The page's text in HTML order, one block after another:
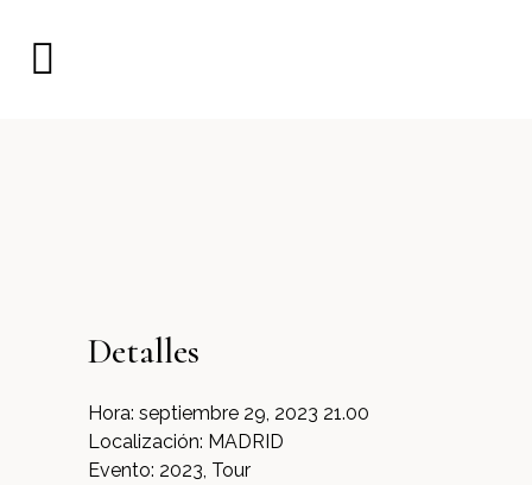
Detalles
Hora: septiembre 29, 2023 21.00
Localización: MADRID
Evento: 2023, Tour